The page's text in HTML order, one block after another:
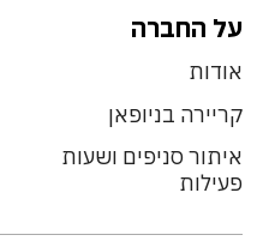
על החברה
אודות
קריירה בניופאן
איתור סניפים ושעות
פעילות